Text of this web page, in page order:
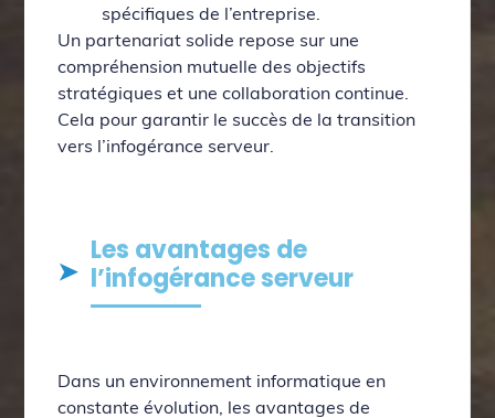
spécifiques de l’entreprise.
Un partenariat solide repose sur une
compréhension mutuelle des objectifs
stratégiques et une collaboration continue.
Cela pour garantir le succès de la transition
vers l’infogérance serveur.
Les avantages de
l’infogérance serveur
Dans un environnement informatique en
constante évolution, les avantages de